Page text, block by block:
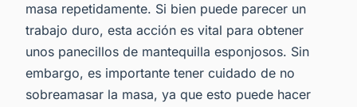
masa repetidamente. Si bien puede parecer un
trabajo duro, esta acción es vital para obtener
unos panecillos de mantequilla esponjosos. Sin
embargo, es importante tener cuidado de no
sobreamasar la masa, ya que esto puede hacer